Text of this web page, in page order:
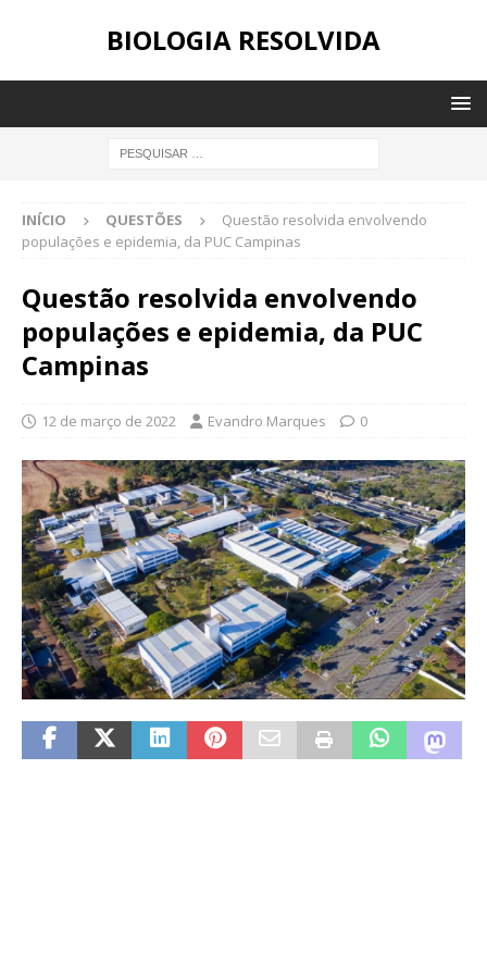
BIOLOGIA RESOLVIDA
INÍCIO QUESTÕES
Questão resolvida envolvendo
populações e epidemia, da PUC Campinas
Questão resolvida envolvendo
populações e epidemia, da PUC
Campinas
12 de março de 2022 Evandro Marques 0